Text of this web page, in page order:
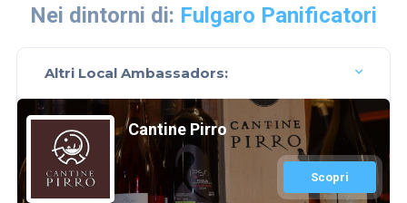
Nei dintorni di: Fulgaro Panificatori
Altri Local Ambassadors:
Cantine Pirro
Scopri